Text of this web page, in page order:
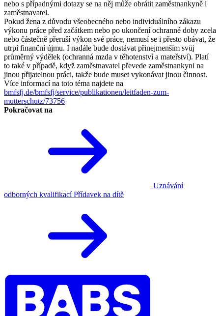
nebo s případnými dotazy se na něj může obrátit zaměstnankyně i
zaměstnavatel.
Pokud žena z důvodu všeobecného nebo individuálního zákazu
výkonu práce před začátkem nebo po ukončení ochranné doby zcela
nebo částečně přeruší výkon své práce, nemusí se i přesto obávat, že
utrpí finanční újmu. I nadále bude dostávat přinejmenším svůj
průměrný výdělek (ochranná mzda v těhotenství a mateřství). Platí
to také v případě, když zaměstnavatel převede zaměstnankyni na
jinou přijatelnou práci, takže bude muset vykonávat jinou činnost.
Více informací na toto téma najdete na
bmfsfj.de/bmfsfj/service/publikationen/leitfaden-zum-
mutterschutz/73756
Pokračovat na
Uznávání
odborných kvalifikací Přídavek na dítě